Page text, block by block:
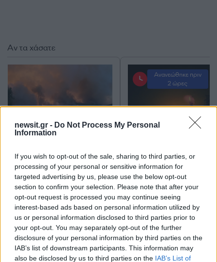
newsit.gr - Do Not Process My Personal
Information
If you wish to opt-out of the sale, sharing to third parties, or
processing of your personal or sensitive information for
targeted advertising by us, please use the below opt-out
section to confirm your selection. Please note that after your
opt-out request is processed you may continue seeing
interest-based ads based on personal information utilized by
us or personal information disclosed to third parties prior to
your opt-out. You may separately opt-out of the further
disclosure of your personal information by third parties on the
IAB’s list of downstream participants. This information may
also be disclosed by us to third parties on the IAB’s List of
Σχόλια
Αν τα χάσατε
Σε πορτοκαλί συναγερμό
για φωτιές η χώρα και τη
Δευτέρα: Στα 9 μποφόρ οι
άνεμοι – Πάνω από 400
πυρκαγιές σε 10 ημέρες
Ανανεώθηκε πριν
2 ώρες
Οι Χούθι ανέλαβαν
ευθύνη για την
διυλιστήριο της
Aramco στη
Αραβία